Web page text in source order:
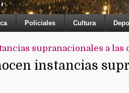
Policiales Cultura
supranacionales a las
instancias